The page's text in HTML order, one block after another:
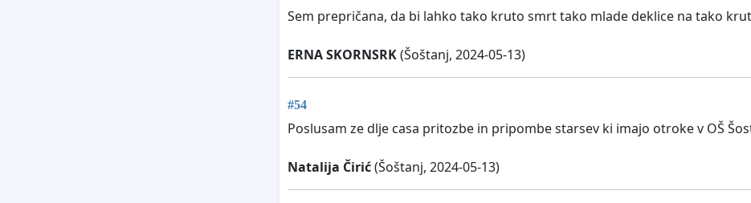
Sem prepričana, da bi lahko tako kruto smrt tako mlade deklice na tako
ERNA SKORNSRK(Šoštanj, 2024-05-13)
#54
Poslusam ze dlje casa pritozbe in pripombe starsev ki imajo otroke v OŠ
Natalija Čirić(Šoštanj, 2024-05-13)